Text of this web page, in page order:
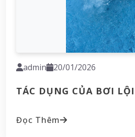
admin 20/01/2026
TÁC DỤNG CỦA BƠI
Đọc Thêm